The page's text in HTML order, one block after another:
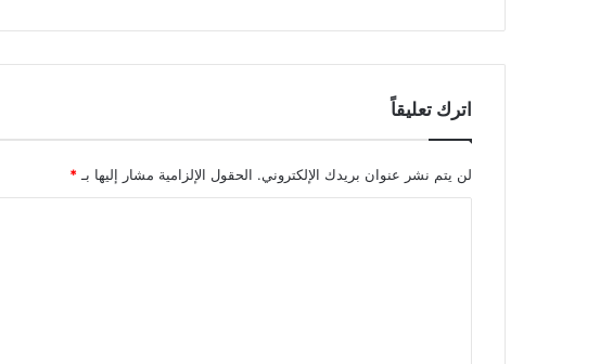
الوي
ب
اترك تعليقاً
لن يتم نشر عنوان بريدك الإلكتروني. الحقول الإلزامية مشار إليها بـ*